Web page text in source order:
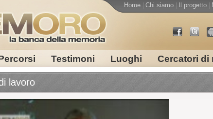
Testimoni Luoghi Cercatori di
Home Chi siamo Il progetto
lavoro